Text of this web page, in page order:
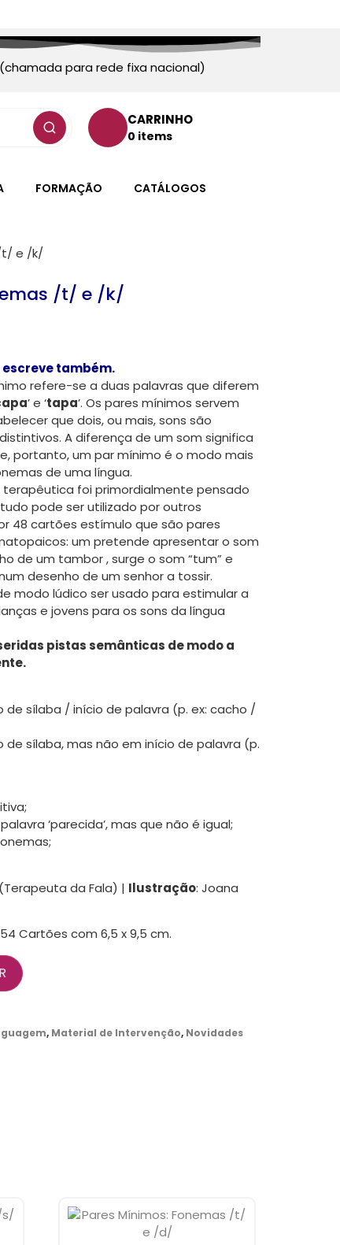
(chamada para rede fixa nacional)
CARRINHO
0 items
FORMAÇÃO CATÁLOGOS
t/ e /k/
/t/ e /k/
escreve também.
refere-se a duas palavras que diferem
’ e ‘tapa’. Os pares mínimos servem
que dois, ou mais, sons são
A diferença de um som significa
portanto, um par mínimo é o modo mais
de uma língua.
foi primordialmente pensado
pode ser utilizado por outros
48 cartões estímulo que são pares
um pretende apresentar o som
de um tambor , surge o som “tum” e
desenho de um senhor a tossir.
modo lúdico ser usado para estimular a
e jovens para os sons da língua
pistas semânticas de modo a
de sílaba / início de palavra (p. ex: cacho /
de sílaba, mas não em início de palavra (p.
‘parecida’, mas que não é igual;
da Fala) | Ilustração: Joana
Cartões com 6,5 x 9,5 cm.
, Material de Intervenção, Novidades